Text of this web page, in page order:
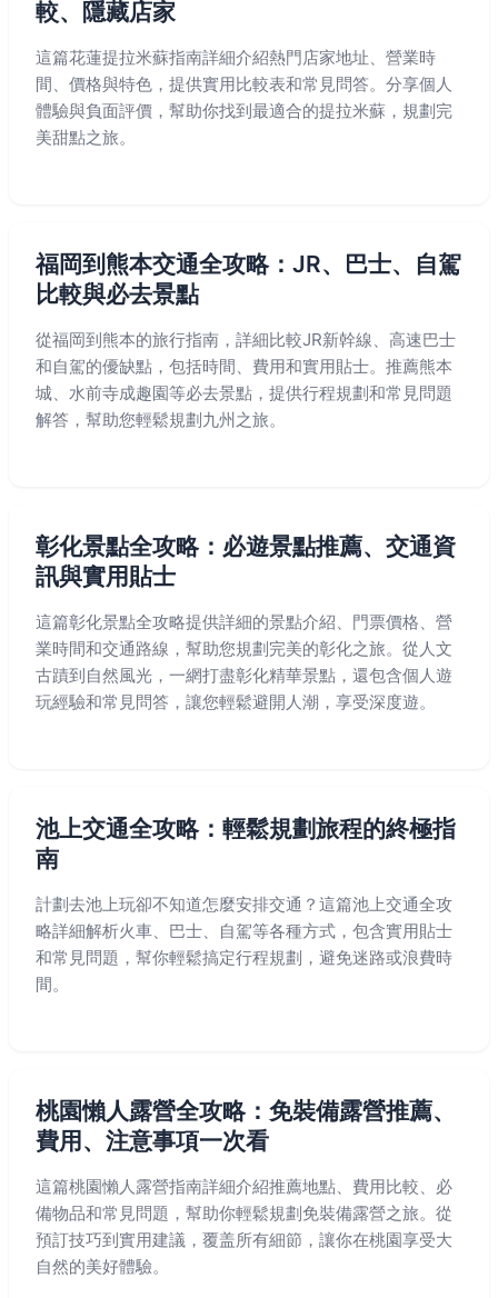
較、隱藏店家
這篇花蓮提拉米蘇指南詳細介紹熱門店家地址、營業時
間、價格與特色，提供實用比較表和常見問答。分享個人
體驗與負面評價，幫助你找到最適合的提拉米蘇，規劃完
美甜點之旅。
福岡到熊本交通全攻略：JR、巴士、自駕
比較與必去景點
從福岡到熊本的旅行指南，詳細比較JR新幹線、高速巴士
和自駕的優缺點，包括時間、費用和實用貼士。推薦熊本
城、水前寺成趣園等必去景點，提供行程規劃和常見問題
解答，幫助您輕鬆規劃九州之旅。
彰化景點全攻略：必遊景點推薦、交通資
訊與實用貼士
這篇彰化景點全攻略提供詳細的景點介紹、門票價格、營
業時間和交通路線，幫助您規劃完美的彰化之旅。從人文
古蹟到自然風光，一網打盡彰化精華景點，還包含個人遊
玩經驗和常見問答，讓您輕鬆避開人潮，享受深度遊。
池上交通全攻略：輕鬆規劃旅程的終極指
南
計劃去池上玩卻不知道怎麼安排交通？這篇池上交通全攻
略詳細解析火車、巴士、自駕等各種方式，包含實用貼士
和常見問題，幫你輕鬆搞定行程規劃，避免迷路或浪費時
間。
桃園懶人露營全攻略：免裝備露營推薦、
費用、注意事項一次看
這篇桃園懶人露營指南詳細介紹推薦地點、費用比較、必
備物品和常見問題，幫助你輕鬆規劃免裝備露營之旅。從
預訂技巧到實用建議，覆盖所有細節，讓你在桃園享受大
自然的美好體驗。